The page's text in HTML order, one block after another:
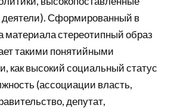
деятели). Сформированный в
материала стереотипный образ
такими понятийными
как высокий социальный статус
(ассоциации власть,
депутат,